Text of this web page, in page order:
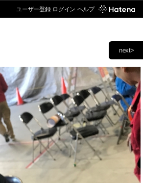
ユーザー登録 ログイン ヘルプ
next>